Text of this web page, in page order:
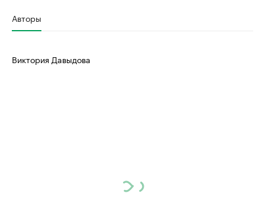
Авторы
Виктория Давыдова